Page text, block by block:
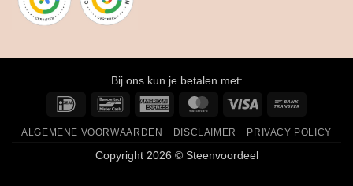
Bij ons kun je betalen met:
IDeal
BancontactAmerican
MasterCardVisa
ALGEMENE VOORWAARDEN DISCLAIMER PRIVACY POLICY
Copyright 2026 © Steenvoordeel